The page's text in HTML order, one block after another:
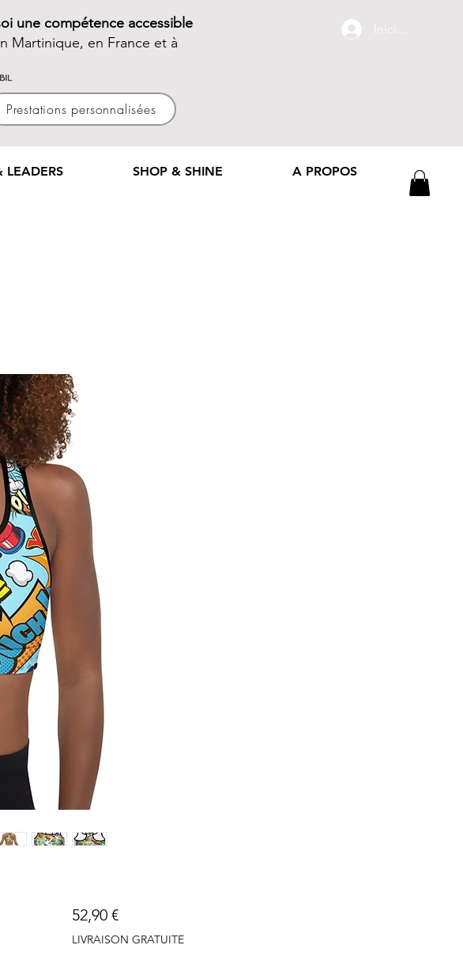
une compétence accessible
Martinique, en France et à
Prestations personnalisées
Iniciar sesión
LEADERS SHOP & SHINE A PROPOS
52,90 €Precio
LIVRAISON GRATUITE